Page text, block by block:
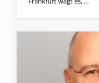
Frankfurt wagt es, …